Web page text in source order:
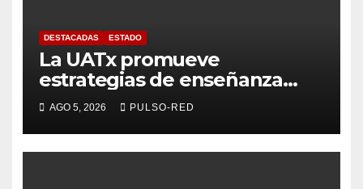
DESTACADAS ESTADO
La UATx promueve
estrategias de enseñanza
centradas en el contexto de
sus estudiantes
AGO 5, 2026 PULSO-RED